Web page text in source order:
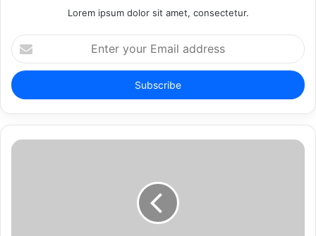
Lorem ipsum dolor sit amet, consectetur.
Enter
your
Email
address